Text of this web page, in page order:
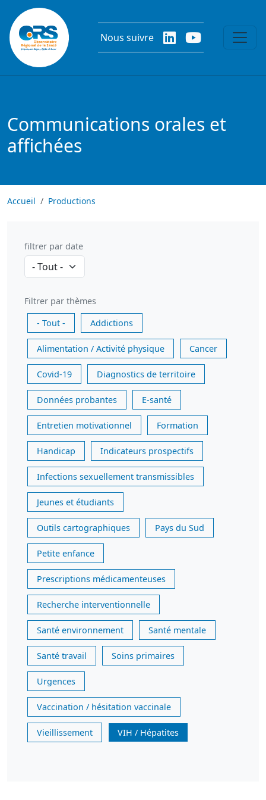
Aller au contenu principal
Nous suivre
Communications orales et
affichées
Accueil Productions
filtrer par date
Filtrer par thèmes
- Tout -
Addictions
Alimentation / Activité physique Cancer
Covid-19 Diagnostics de territoire
Données probantes E-santé
Entretien motivationnel Formation
Handicap Indicateurs prospectifs
Infections sexuellement transmissibles
Jeunes et étudiants
Outils cartographiques Pays du Sud
Petite enfance
Prescriptions médicamenteuses
Recherche interventionnelle
Santé environnement Santé mentale
Santé travail Soins primaires
Urgences
Vaccination / hésitation vaccinale
Vieillissement VIH / Hépatites